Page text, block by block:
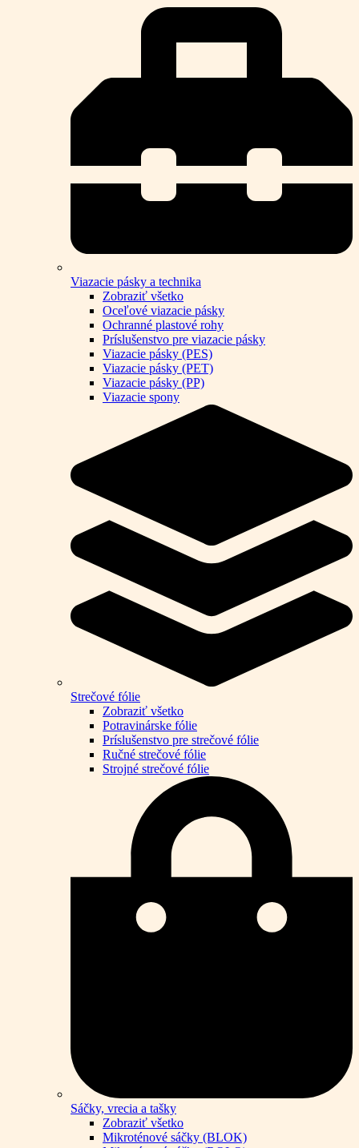
Viazacie pásky a technika
Zobraziť všetko
Oceľové viazacie pásky
Ochranné plastové rohy
Príslušenstvo pre viazacie pásky
Viazacie pásky (PES)
Viazacie pásky (PET)
Viazacie pásky (PP)
Viazacie spony
Strečové fólie
Zobraziť všetko
Potravinárske fólie
Príslušenstvo pre strečové fólie
Ručné strečové fólie
Strojné strečové fólie
Sáčky, vrecia a tašky
Zobraziť všetko
Mikroténové sáčky (BLOK)